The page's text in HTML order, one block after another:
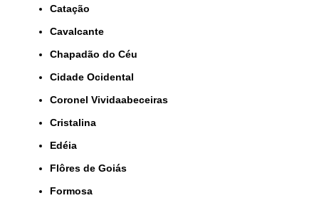
Catação
Cavalcante
Chapadão do Céu
Cidade Ocidental
Coronel Vividaabeceiras
Cristalina
Edéia
Flôres de Goiás
Formosa